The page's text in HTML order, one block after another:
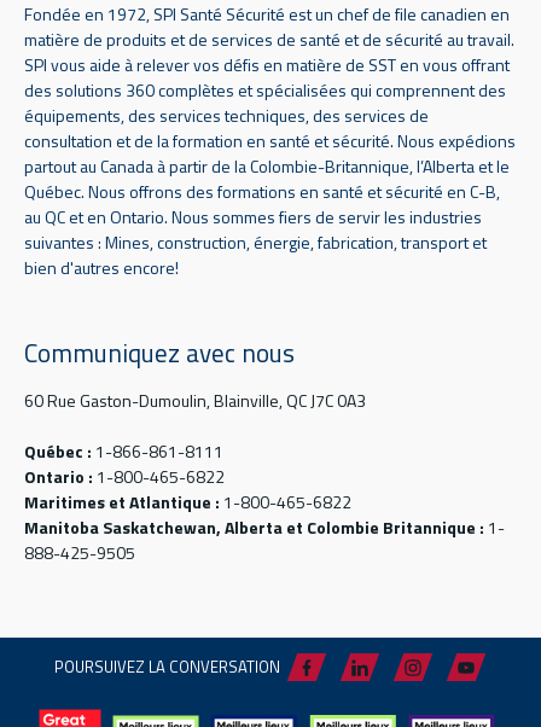
Fondée en 1972, SPI Santé Sécurité est un chef de file canadien en
matière de produits et de services de santé et de sécurité au travail.
SPI vous aide à relever vos défis en matière de SST en vous offrant
des solutions 360 complètes et spécialisées qui comprennent des
équipements, des services techniques, des services de
consultation et de la formation en santé et sécurité. Nous expédions
partout au Canada à partir de la Colombie-Britannique, l’Alberta et le
Québec. Nous offrons des formations en santé et sécurité en C-B,
au QC et en Ontario. Nous sommes fiers de servir les industries
suivantes : Mines, construction, énergie, fabrication, transport et
bien d'autres encore!
Communiquez avec nous
60 Rue Gaston-Dumoulin, Blainville, QC J7C 0A3
Québec : 1-866-861-8111
Ontario : 1-800-465-6822
Maritimes et Atlantique : 1-800-465-6822
Manitoba Saskatchewan, Alberta et Colombie Britannique : 1-
888-425-9505
POURSUIVEZ LA CONVERSATION